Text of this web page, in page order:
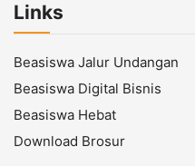
Links
Beasiswa Jalur Undangan
Beasiswa Digital Bisnis
Beasiswa Hebat
Download Brosur